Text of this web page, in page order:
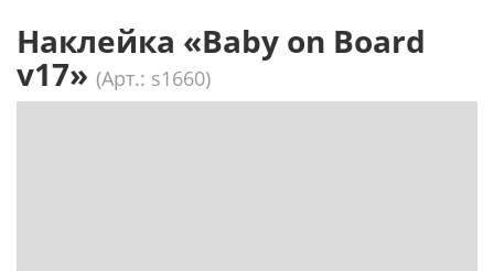
Наклейка «Baby on Board
v17» (Арт.: s1660)